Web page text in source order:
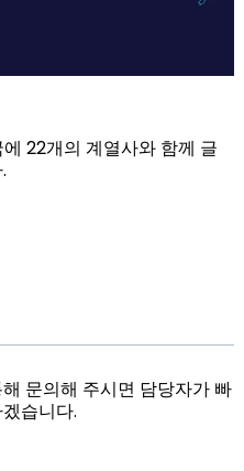
22개의 계열사와 함께 글
문의해 주시면 담당자가 빠
습니다.